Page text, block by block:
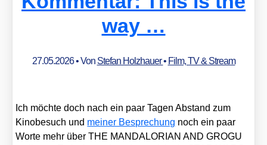
way …
27.05.2026• Von Stefan Holzhauer• Film, TV & Stream
Ich möch­te doch nach ein paar Tagen Abstand zum
Kino­be­such und mei­ner Bespre­chung noch ein paar
Wor­te mehr über THE MANDALORIAN AND GROGU